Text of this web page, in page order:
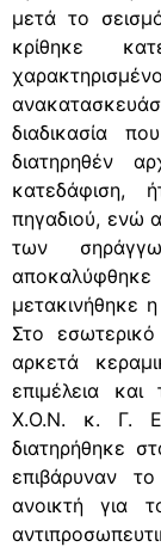
μετά το
κρίθηκε
διαδικασία
διατηρηθέν
πηγαδιού, ενώ
των
αποκαλύφθηκε
μετακινήθηκε
Στο
αρκετά
επιμέλεια
Χ.Ο.Ν. κ. Γ.
διατηρήθηκε
επιβάρυναν
ανοικτή για